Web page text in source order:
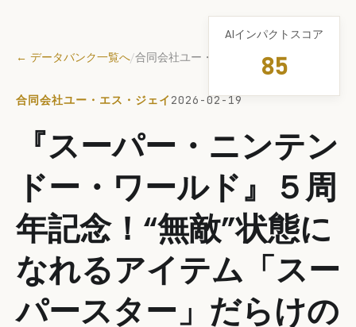
← データバンク一覧へ/合同会社ユー・エス・ジェイ
合同会社ユー・エス・ジェイ 2026-02-19
『スーパー・ニンテン
ドー・ワールド』５周
年記念！“無敵”状態に
なれるアイテム「スー
パースター」だらけの
AIインパクトスコア
85